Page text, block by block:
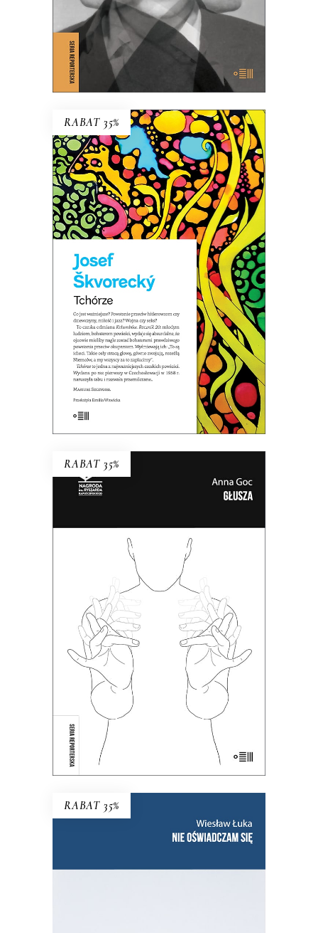
E-BOOK DO KOSZYKA
RABAT 35%
E-BOOK DO KOSZYKA
TCHÓRZE
NOWE WYDANIE KULTOWEJ
69.00zł 44.85zł
KSIĄŻKA DO KOSZYKA
RABAT 35%
GŁUSZA
Dotąd o głuchych wypowiadali się
głównie ci, którzy słyszą. Teraz głusi
chcą opowiedzieć o sobie sami.
59.00 38.35zł
KSIĄŻKA DO KOSZYKA
RABAT 35%